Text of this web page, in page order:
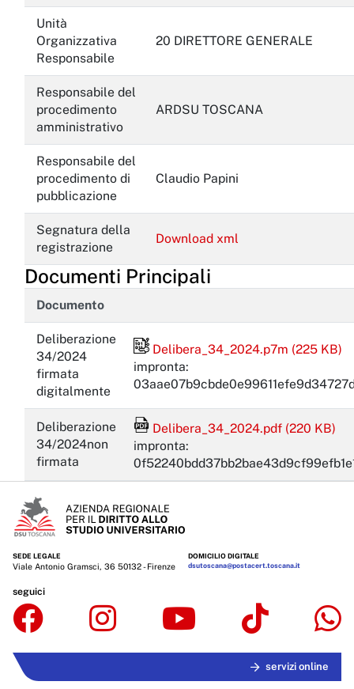
Unità
Organizzativa
Responsabile
20 DIRETTORE GENERALE
Responsabile del
procedimento
amministrativo
ARDSU TOSCANA
Responsabile del
procedimento di
pubblicazione
Claudio Papini
Segnatura della
registrazione
Download xml
Documenti Principali
Documento
Deliberazione
34/2024
firmata
digitalmente
File firmato digitalmente
Delibera_34_2024.p7m (225 KB)
impronta:
Deliberazione
34/2024non
firmata
File Acrobat Reader
Delibera_34_2024.pdf (220 KB)
impronta:
SEDE LEGALE
Viale Antonio Gramsci, 36 50132 - Firenze
DOMICILIO DIGITALE
dsutoscana@postacert.toscana.it
seguici
servizi online